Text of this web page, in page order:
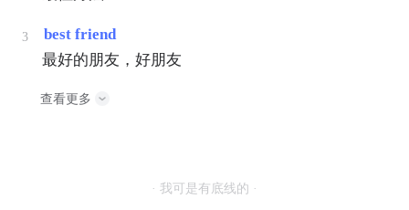
3
best friend
最好的朋友，好朋友
查看更多
· 我可是有底线的 ·